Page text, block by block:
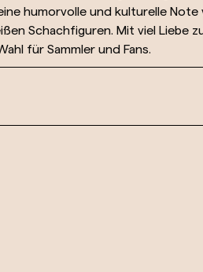
humorvolle und kulturelle Note
Schachfiguren. Mit viel Liebe
für Sammler und Fans.